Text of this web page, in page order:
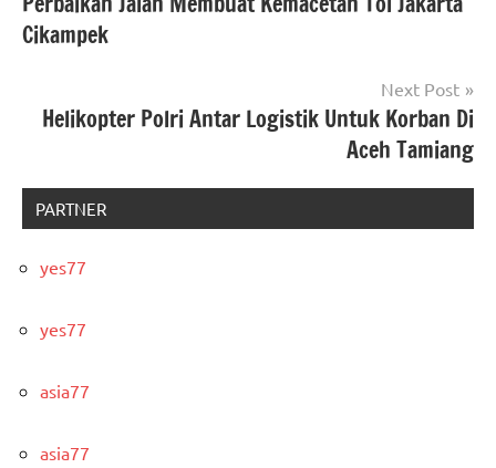
navigation
Cikampek
Next Post
Helikopter Polri Antar Logistik Untuk Korban Di
Aceh Tamiang
PARTNER
yes77
yes77
asia77
asia77